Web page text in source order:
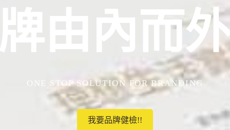
由內而
ONE STOP SOLUTION FOR BRANDING
我要品牌健檢!!